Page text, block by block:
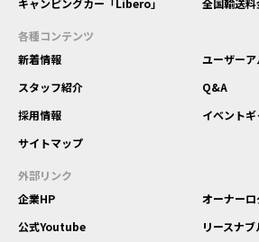
キャンピングカー「Libero」
全国輸送料
各種コンテンツ
新着情報
ユーザーア
スタッフ紹介
Q&A
採用情報
イベント
サイトマップ
外部リンク
企業HP
オーナー
公式Youtube
リースナブ